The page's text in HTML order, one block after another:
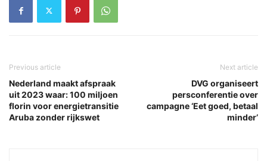
Previous article
Nederland maakt afspraak
uit 2023 waar: 100 miljoen
florin voor energietransitie
Aruba zonder rijkswet
Next article
DVG organiseert
persconferentie over
campagne ‘Eet goed, betaal
minder’